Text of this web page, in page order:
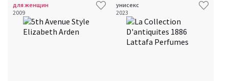
для женщин
2009
унисекс
2023